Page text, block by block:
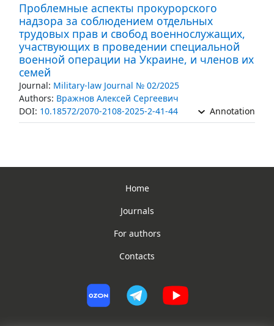
Проблемные аспекты прокурорского
надзора за соблюдением отдельных
трудовых прав и свобод военнослужащих,
участвующих в проведении специальной
военной операции на Украине, и членов их
семей
Journal: Military-law Journal № 02/2025
Authors: Вражнов Алексей Сергеевич
DOI: 10.18572/2070-2108-2025-2-41-44 Annotation
Home
Journals
For authors
Contacts